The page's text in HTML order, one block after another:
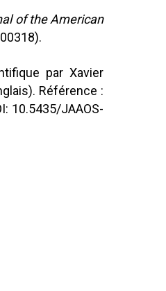
of the American
par Xavier
Référence :
10.5435/JAAOS-